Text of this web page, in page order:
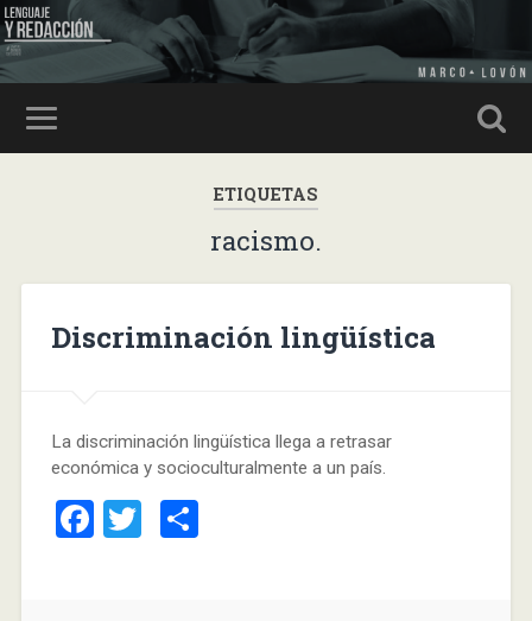
ETIQUETAS
racismo.
Discriminación lingüística
La discriminación lingüística llega a retrasar
económica y socioculturalmente a un país.
Facebook
TwitterCompartir